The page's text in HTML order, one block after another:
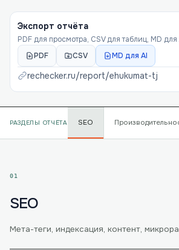
Экспорт отчёта
PDF для просмотра, CSV для таблиц, MD для
PDF
CSV MD для AI
rechecker.ru/report/ehukumat-tj
РАЗДЕЛЫ ОТЧЁТА SEO
01
SEO
Мета-теги, индексация, контент,